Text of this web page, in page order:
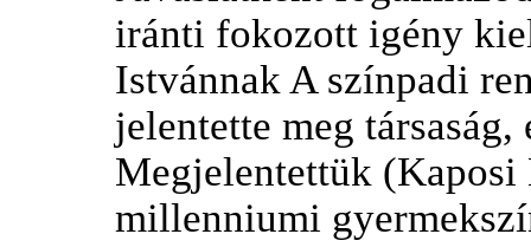
iránti fokozott igény
Istvánnak A színpadi
jelentette meg
Megjelentettük (Kaposi
millenniumi